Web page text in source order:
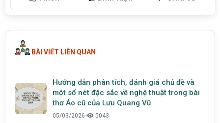
BÀI VIẾT LIÊN QUAN
Hướng dẫn phân tích, đánh giá chủ đề và
một số nét đặc sắc về nghệ thuật trong bài
thơ Áo cũ của Lưu Quang Vũ
05/03/2026• 5043